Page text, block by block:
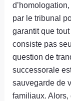
par le tribunal
garantit que
consiste pas
question de
successorale
sauvegarde de
familiaux.